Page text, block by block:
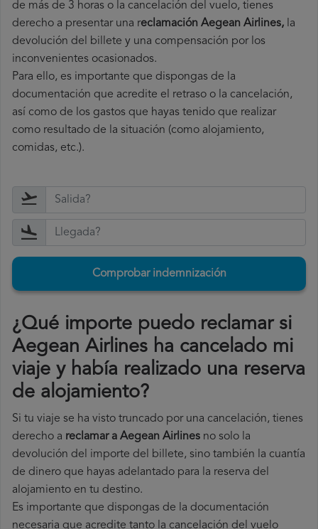
de más de 3 horas o la cancelación del vuelo, tienes
derecho a presentar una reclamación Aegean Airlines, la
devolución del billete y una compensación por los
inconvenientes ocasionados.
Para ello, es importante que dispongas de la
documentación que acredite el retraso o la cancelación,
así como de los gastos que hayas tenido que realizar
como resultado de la situación (como alojamiento,
comidas, etc.).
Comprobar indemnización
¿Qué importe puedo reclamar si
Aegean Airlines ha cancelado mi
viaje y había realizado una reserva
de alojamiento?
Si tu viaje se ha visto truncado por una cancelación, tienes
derecho a reclamar a Aegean Airlines no solo la
devolución del importe del billete, sino también la cuantía
de dinero que hayas adelantado para la reserva del
alojamiento en tu destino.
Es importante que dispongas de la documentación
necesaria que acredite tanto la cancelación del vuelo